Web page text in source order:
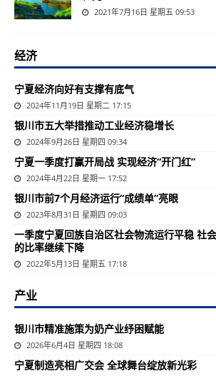
2021年7月16日 星期五 09:53
经济
宁夏经济向好有支撑有底气
2024年11月19日 星期二 17:15
银川市五大举措推动工业经济稳增长
2024年9月26日 星期四 09:34
宁夏一季度打赢开局战 实现经济“开门红”
2024年4月22日 星期一 17:52
银川市前7个月经济运行“成绩单”亮眼
2023年8月31日 星期四 09:03
一季度宁夏回族自治区社会物流运行平稳 社
的比率继续下降
2022年5月13日 星期五 17:18
产业
银川市精准施策为奶产业纾困赋能
2026年6月4日 星期四 18:08
宁夏制造亮相广交会 全球舞台绽放新光彩